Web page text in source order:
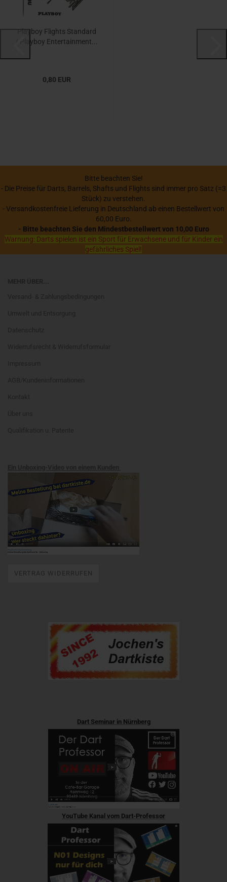
Playboy Flights Standard
/ Playboy Entertainment...
0,80 EUR
Bitte beachten Sie!
- Die Preise für Darts, Barrels, Shafts und Flights sind immer pro Satz (=3
Stück) zu verstehen.
- Versandkostenfreie Lieferung in Deutschland ab einen Bestellwert von
60,00 Euro.
- Bitte beachten Sie den Mindestbestellwert von 10,00 Euro
Warnung: Darts spielen ist ein Sport für Erwachsene und für Kinder ein
gefährliches Spiel!
VERTRAG WIDERRUFEN
Dart Seminar in Nürnberg
YouTube Kanal vom Dart-Professor